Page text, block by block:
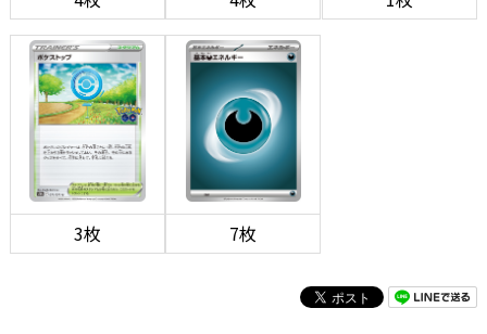
3枚 7枚